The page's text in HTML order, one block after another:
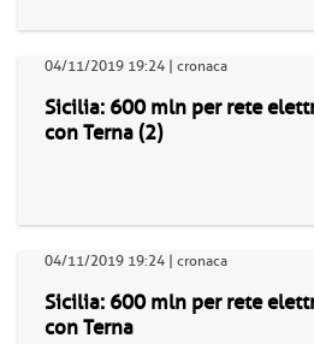
04/11/2019 19:24 | cronaca
Sicilia: 600 mln per rete
con Terna (2)
04/11/2019 19:24 | cronaca
Sicilia: 600 mln per rete
con Terna